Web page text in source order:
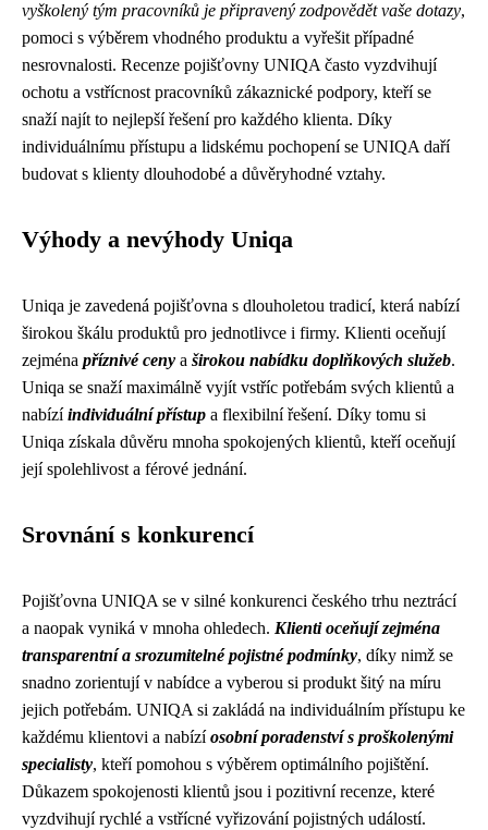
vyškolený tým pracovníků je připravený zodpovědět vaše dotazy,
pomoci s výběrem vhodného produktu a vyřešit případné
nesrovnalosti. Recenze pojišťovny UNIQA často vyzdvihují
ochotu a vstřícnost pracovníků zákaznické podpory, kteří se
snaží najít to nejlepší řešení pro každého klienta. Díky
individuálnímu přístupu a lidskému pochopení se UNIQA daří
budovat s klienty dlouhodobé a důvěryhodné vztahy.
Výhody a nevýhody Uniqa
Uniqa je zavedená pojišťovna s dlouholetou tradicí, která nabízí
širokou škálu produktů pro jednotlivce i firmy. Klienti oceňují
zejména příznivé ceny a širokou nabídku doplňkových služeb.
Uniqa se snaží maximálně vyjít vstříc potřebám svých klientů a
nabízíindividuální přístup a flexibilní řešení. Díky tomu si
Uniqa získala důvěru mnoha spokojených klientů, kteří oceňují
její spolehlivost a férové jednání.
Srovnání s konkurencí
Pojišťovna UNIQA se v silné konkurenci českého trhu neztrácí
a naopak vyniká v mnoha ohledech. Klienti oceňují zejména
transparentní a srozumitelné pojistné podmínky, díky nimž se
snadno zorientují v nabídce a vyberou si produkt šitý na míru
jejich potřebám. UNIQA si zakládá na individuálním přístupu ke
každému klientovi a nabízíosobní poradenství s proškolenými
specialisty, kteří pomohou s výběrem optimálního pojištění.
Důkazem spokojenosti klientů jsou i pozitivní recenze, které
vyzdvihují rychlé a vstřícné vyřizování pojistných událostí.